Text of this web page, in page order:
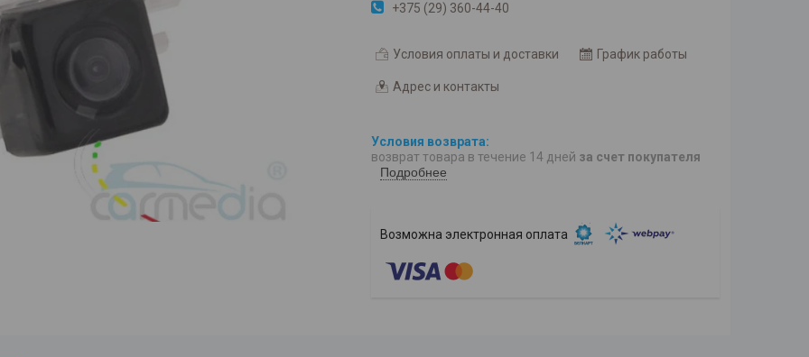
+375 (29) 360-44-40
Условия оплаты и доставки График работы
Адрес и контакты
возврат товара в течение 14 дней за счет покупателя
Подробнее